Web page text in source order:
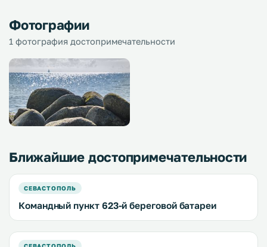
Фотографии
1 фотография достопримечательности
Ближайшие достопримечательности
СЕВАСТОПОЛЬ
Командный пункт 623-й береговой батареи